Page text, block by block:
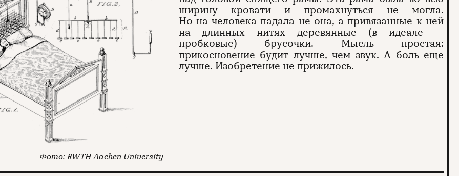
RWTH Aachen University
ширину кровати и промахнуться не могла.
Но на человека падала не она, а привязанные к ней
на длинных нитях деревянные (в идеале —
пробковые) брусочки. Мысль простая:
прикосновение будит лучше, чем звук. А боль еще
лучше. Изобретение не прижилось.